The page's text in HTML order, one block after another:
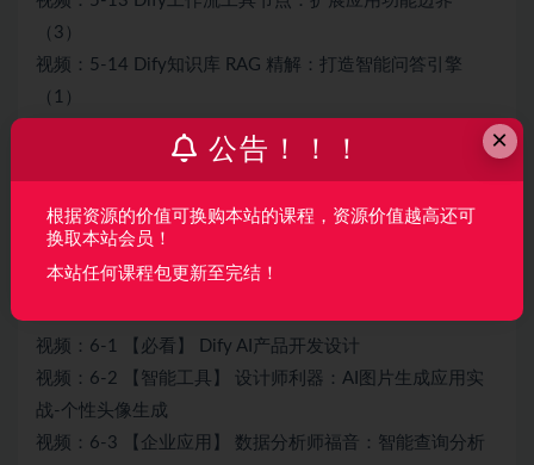
（3）
视频：5-14 Dify知识库 RAG 精解：打造智能问答引擎
（1）
视频：5-15 Dify知识库 RAG 精解：打造智能问答引擎
视频：5-17 Dify API接口：对外集成与API开放全解析
视频：6-1 【必看】 Dify AI产品开发设计
视频：6-2 【智能工具】 设计师利器：AI图片生成应用实
战-个性头像生成
视频：6-3 【企业应用】 数据分析师福音：智能查询分析
×
公告！！！
根据资源的价值可换购本站的课程，资源价值越高还可
换取本站会员！
本站任何课程包更新至完结！